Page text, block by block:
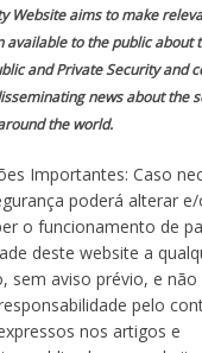
Website aims to make
available to the public about
and Private Security and
news about the
the world.
Importantes: Caso
poderá alterar
o funcionamento de
deste website a
sem aviso prévio, e não
pelo
nos artigos e
Governo deixou
nas próximas
“Como nós
raramente são
a aguardar a
tipo de ilação.”
encarado como o
aos
longo dos últimos
agradecimentos,
institucional” com